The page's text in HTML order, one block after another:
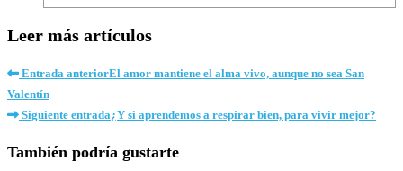
Leer más artículos
Entrada anteriorEl amor mantiene el alma vivo, aunque no sea San
Valentín
Siguiente entrada¿Y si aprendemos a respirar bien, para vivir mejor?
También podría gustarte